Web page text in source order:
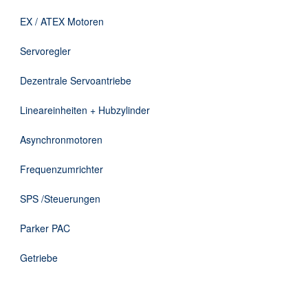
Kontakt
EX / ATEX Motoren
Servoregler
Dezentrale Servoantriebe
Lineareinheiten + Hubzylinder
Asynchronmotoren
Frequenzumrichter
SPS /Steuerungen
Parker PAC
Getriebe